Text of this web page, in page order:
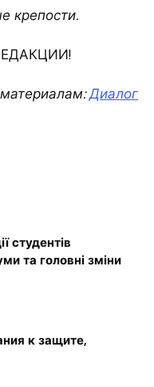
крепости.
Диалог
студентів
та головні зміни
к защите,